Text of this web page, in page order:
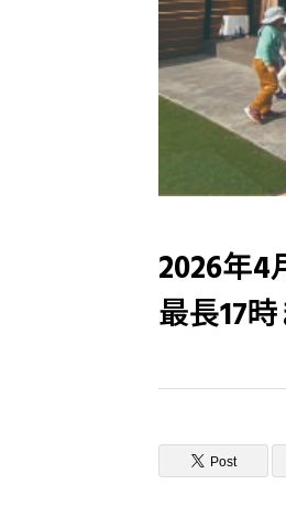
2026年4
最長17
Post